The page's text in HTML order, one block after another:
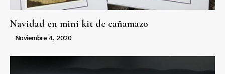
Navidad en mini kit de cañamazo
Noviembre 4, 2020